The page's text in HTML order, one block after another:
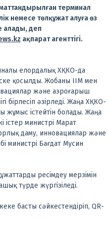
терминал
немесе төлқұжат алуға өз
алады, деп
ақпарат агенттігі.
елордалық ХҚКО-да
қосылды. Жобаны ІІМ мен
және аэроғарыш
бірлесіп әзірледі. Жаңа ХҚКО-
жұмыс істейтін болады. Жаңа
істер министрі Марат
даму, инновациялар және
министрі Бағдат Мусин
ресімдеу мерзімін
түрде жүргізіледі.
басты сәйкестендіріп, QR-